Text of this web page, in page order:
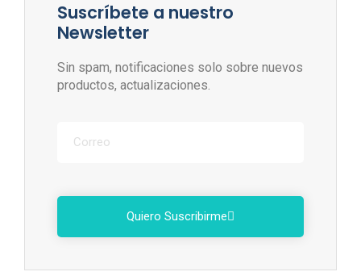
Suscríbete a nuestro
Newsletter
Sin spam, notificaciones solo sobre nuevos
productos, actualizaciones.
Quiero Suscribirme